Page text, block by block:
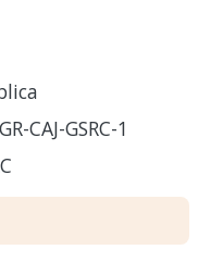
CAJ-GSRC-1